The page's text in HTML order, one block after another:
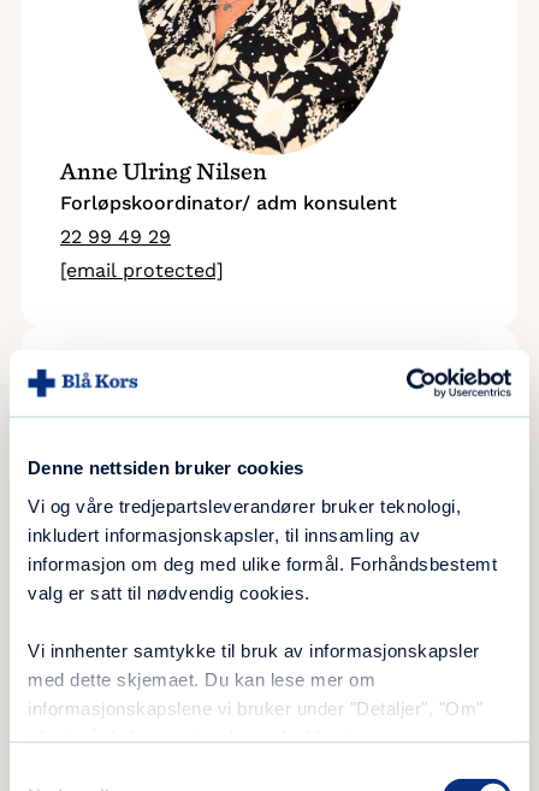
Denne nettsiden bruker cookies
Vi og våre tredjepartsleverandører bruker teknologi,
inkludert informasjonskapsler, til innsamling av
informasjon om deg med ulike formål. Forhåndsbestemt
valg er satt til nødvendig cookies.
Vi innhenter samtykke til bruk av informasjonskapsler
med dette skjemaet. Du kan lese mer om
informasjonskapslene vi bruker under "Detaljer", "Om"
Anne Ulring Nilsen
Forløpskoordinator/ adm konsulent
22 99 49 29
[email protected]
Oddvar Tyssen